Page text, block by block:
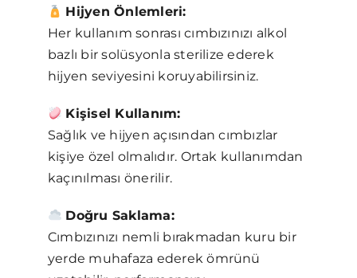
Hijyen Önlemleri:
Her kullanım sonrası cımbızınızı alkol
bazlı bir solüsyonla sterilize ederek
hijyen seviyesini koruyabilirsiniz.
Kişisel Kullanım:
Sağlık ve hijyen açısından cımbızlar
kişiye özel olmalıdır. Ortak kullanımdan
kaçınılması önerilir.
Doğru Saklama:
Cımbızınızı nemli bırakmadan kuru bir
yerde muhafaza ederek ömrünü